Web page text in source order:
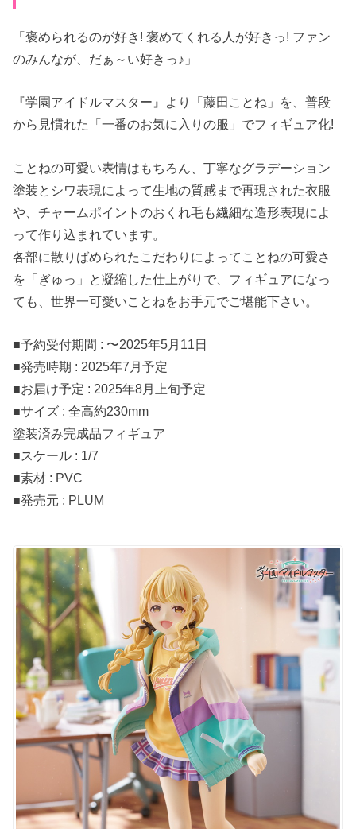
「褒められるのが好き! 褒めてくれる人が好きっ! ファン
のみんなが、だぁ～い好きっ♪」
『学園アイドルマスター』より「藤田ことね」を、普段
から見慣れた「一番のお気に入りの服」でフィギュア化!
ことねの可愛い表情はもちろん、丁寧なグラデーション
塗装とシワ表現によって生地の質感まで再現された衣服
や、チャームポイントのおくれ毛も繊細な造形表現によ
って作り込まれています。
各部に散りばめられたこだわりによってことねの可愛さ
を「ぎゅっ」と凝縮した仕上がりで、フィギュアになっ
ても、世界一可愛いことねをお手元でご堪能下さい。
■予約受付期間 : 〜2025年5月11日
■発売時期 : 2025年7月予定
■お届け予定 : 2025年8月上旬予定
■サイズ : 全高約230mm
塗装済み完成品フィギュア
■スケール : 1/7
■素材 : PVC
■発売元 : PLUM